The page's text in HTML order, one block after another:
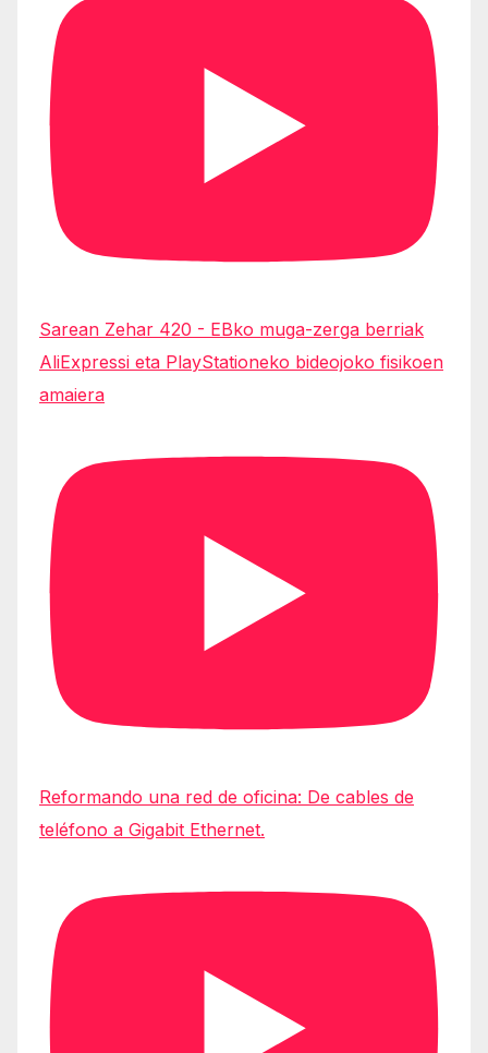
Sarean Zehar 420 - EBko muga-zerga berriak
AliExpressi eta PlayStationeko bideojoko fisikoen
amaiera
Reformando una red de oficina: De cables de
teléfono a Gigabit Ethernet.